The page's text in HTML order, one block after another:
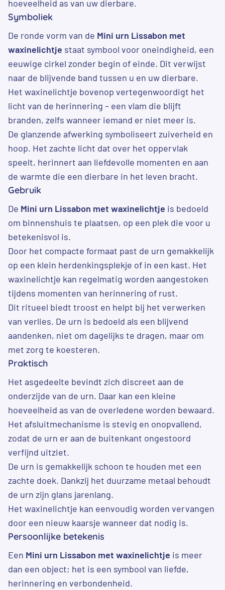
hoeveelheid as van uw dierbare.
Symboliek
De ronde vorm van de Mini urn Lissabon met
waxinelichtje staat symbool voor oneindigheid, een
eeuwige cirkel zonder begin of einde. Dit verwijst
naar de blijvende band tussen u en uw dierbare.
Het waxinelichtje bovenop vertegenwoordigt het
licht van de herinnering – een vlam die blijft
branden, zelfs wanneer iemand er niet meer is.
De glanzende afwerking symboliseert zuiverheid en
hoop. Het zachte licht dat over het oppervlak
speelt, herinnert aan liefdevolle momenten en aan
de warmte die een dierbare in het leven bracht.
Gebruik
De Mini urn Lissabon met waxinelichtje is bedoeld
om binnenshuis te plaatsen, op een plek die voor u
betekenisvol is.
Door het compacte formaat past de urn gemakkelijk
op een klein herdenkingsplekje of in een kast. Het
waxinelichtje kan regelmatig worden aangestoken
tijdens momenten van herinnering of rust.
Dit ritueel biedt troost en helpt bij het verwerken
van verlies. De urn is bedoeld als een blijvend
aandenken, niet om dagelijks te dragen, maar om
met zorg te koesteren.
Praktisch
Het asgedeelte bevindt zich discreet aan de
onderzijde van de urn. Daar kan een kleine
hoeveelheid as van de overledene worden bewaard.
Het afsluitmechanisme is stevig en onopvallend,
zodat de urn er aan de buitenkant ongestoord
verfijnd uitziet.
De urn is gemakkelijk schoon te houden met een
zachte doek. Dankzij het duurzame metaal behoudt
de urn zijn glans jarenlang.
Het waxinelichtje kan eenvoudig worden vervangen
door een nieuw kaarsje wanneer dat nodig is.
Persoonlijke betekenis
Een Mini urn Lissabon met waxinelichtje is meer
dan een object; het is een symbool van liefde,
herinnering en verbondenheid.